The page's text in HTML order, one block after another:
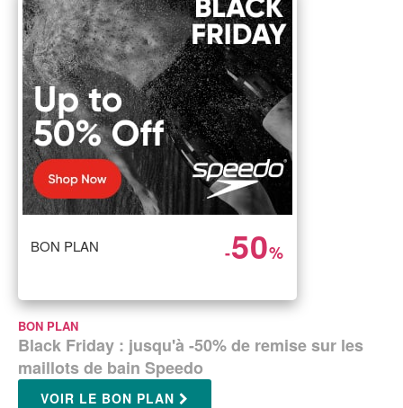
BON PLAN -50%
BON PLAN
Black Friday : jusqu'à -50% de remise sur les
maillots de bain Speedo
VOIR LE BON PLAN